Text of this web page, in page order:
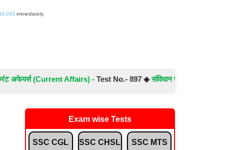
033 immediately.
(Current Affairs) -Test No.- 897 ◆संविधान एवं राजव्यवस्था (Polity) -
Exam wise Tests
SSC CGL SSC CHSL SSC MTS